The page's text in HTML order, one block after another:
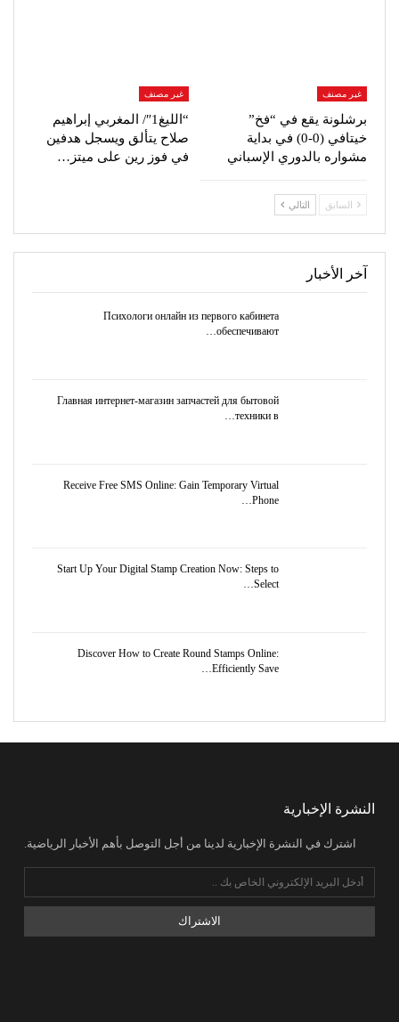
غير مصنف
برشلونة يقع في “فخ”
خيتافي (0-0) في بداية
مشواره بالدوري الإسباني
غير مصنف
“الليغ1″/ المغربي إبراهيم
صلاح يتألق ويسجل هدفين
في فوز رين على ميتز…
السابق التالي
آخر الأخبار
Психологи онлайн из первого кабинета
обеспечивают…
Главная интернет-магазин запчастей для бытовой
техники в…
Receive Free SMS Online: Gain Temporary Virtual
Phone…
Start Up Your Digital Stamp Creation Now: Steps to
Select…
Discover How to Create Round Stamps Online:
Efficiently Save…
النشرة الإخبارية
اشترك في النشرة الإخبارية لدينا من أجل التوصل بأهم الأخبار الرياضية.
الاشتراك